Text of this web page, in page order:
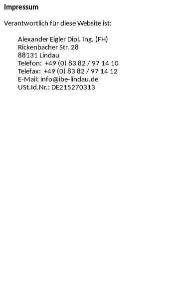
Impressum
Verantwortlich für diese Website ist:
Alexander Eigler Dipl. Ing. (FH)
Rickenbacher Str. 28
88131 Lindau
Telefon: +49 (0) 83 82 / 97 14 10
Telefax: +49 (0) 83 82 / 97 14 12
E-Mail: info@ibe-lindau.de
USt.Id.Nr.: DE215270313